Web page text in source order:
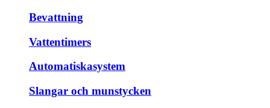
Bevattning
Vattentimers
Automatiskasystem
Slangar och munstycken